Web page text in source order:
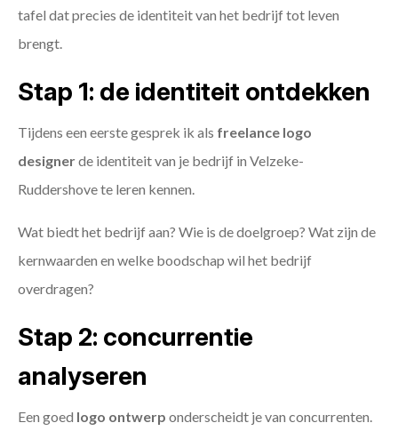
tafel dat precies de identiteit van het bedrijf tot leven
brengt.
Stap 1: de identiteit ontdekken
Tijdens een eerste gesprek ik als freelance logo
designerde identiteit van je bedrijf in Velzeke-
Ruddershove te leren kennen.
Wat biedt het bedrijf aan? Wie is de doelgroep? Wat zijn de
kernwaarden en welke boodschap wil het bedrijf
overdragen?
Stap 2: concurrentie
analyseren
Een goed logo ontwerp onderscheidt je van concurrenten.